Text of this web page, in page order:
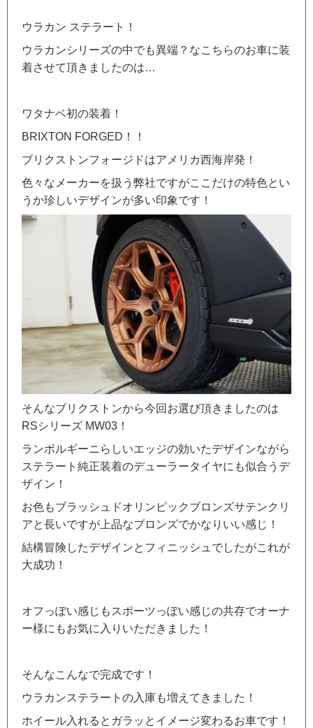
ウラカン ステラート！
ウラカンシリーズの中でも異端？なこちらのお車に装
着させて頂きましたのは…
ワタナベ初の装着！
BRIXTON FORGED！！
ブリクストンフォージドはアメリカ西海岸発！
色々なメーカーを扱う弊社ですがここだけの特色とい
うか珍しいデザインが多い印象です！
そんなブリクストンから今回お選び頂きましたのは
RSシリーズ MW03！
ランボルギーニらしいエッジの効いたデザインながら
ステラート純正装着のデューラータイヤにも似合うデ
ザイン！
お色もブラッシュドオリンピックブロンズサテンクリ
アと長いですが上品なブロンズでかなりいい感じ！
結構冒険したデザインとフィニッシュでしたがこれが
大成功！
オフっぽい感じもスポーツっぽい感じの共存でオーナ
ー様にもお気に入りいただきました！
そんなこんなで完成です！
ウラカンステラートの入庫も増えてきました！
ホイール入れるとガラッとイメージ変わるお車です！